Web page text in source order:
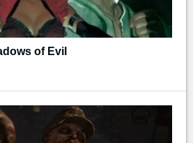
of Evil